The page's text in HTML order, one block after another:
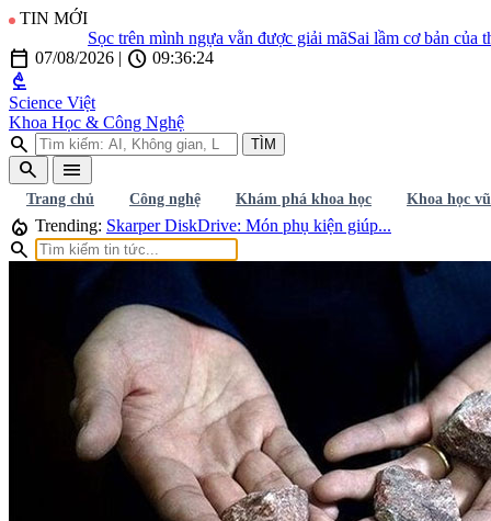
TIN MỚI
Sọc trên mình ngựa vằn được giải mãSai lầm cơ bản của
calendar_today 07/08/2026 | schedule 09:36:25
biotech
Science Việt
Khoa Học & Công Nghệ
search TÌM
search menu
Trang chủ Công nghệ Khám phá khoa học Khoa học
local_fire_department Trending: Skarper DiskDrive: Món phụ kiện giúp...
search